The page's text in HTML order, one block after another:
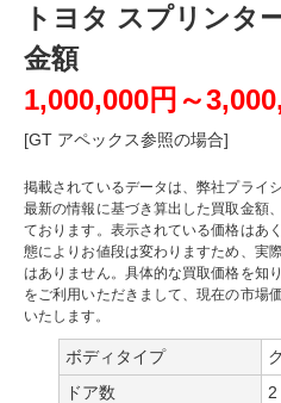
トヨタ スプリンタ
金額
1,000,000円～
[GT アペックス参照の場合]
掲載されているデータは、弊社プライ
最新の情報に基づき算出した買取金額
ております。表示されている価格はあ
態によりお値段は変わりますため、実
はありません。具体的な買取価格を知
をご利用いただきまして、現在の市場
いたします。
ボディタイプ
ドア数
2